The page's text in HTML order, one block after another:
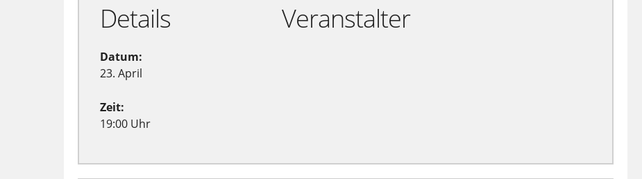
Details
Datum:
23. April
Zeit:
19:00 Uhr
Veranstalter